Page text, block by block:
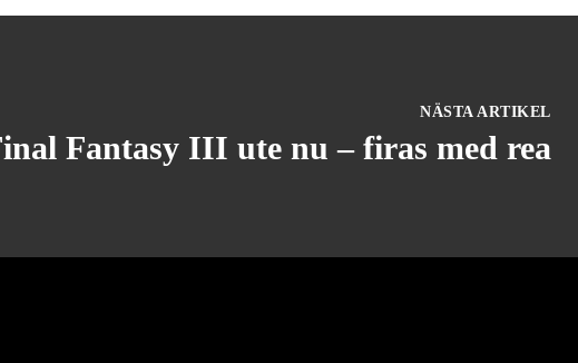
NÄSTA ARTIKEL
Fantasy III ute nu – firas med rea